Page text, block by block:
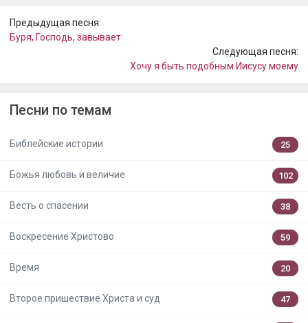
Предыдущая песня:
Буря, Господь, завывает
Следующая песня:
Хочу я быть подобным Иисусу моему
Песни по темам
Библейские истории 25
Божья любовь и величие 102
Весть о спасении 38
Воскресение Христово 59
Время 20
Второе пришествие Христа и суд 47